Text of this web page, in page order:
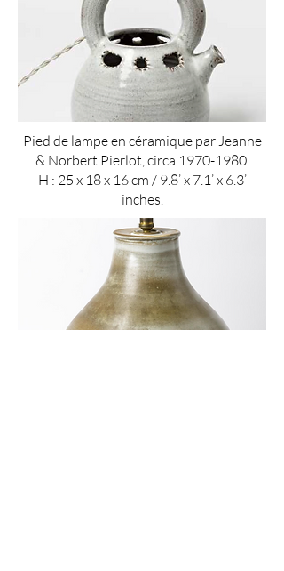
Pied de lampe en céramique par Jeanne
& Norbert Pierlot, circa 1970-1980.
H : 25 x 18 x 16 cm / 9.8’ x 7.1’ x 6.3’
inches.